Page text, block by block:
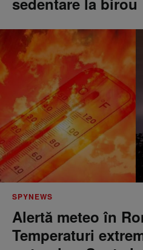
SPYNEWS
Alertă meteo în
Temperaturi